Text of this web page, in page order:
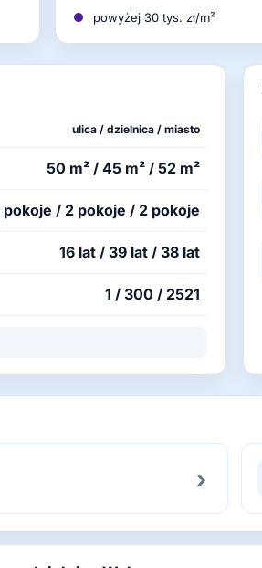
powyżej 30 tys. zł/m²
ulica / dzielnica / miasto
50 m² / 45 m² / 52 m²
pokoje / 2 pokoje / 2 pokoje
16 lat / 39 lat / 38 lat
1 / 300 / 2521
›